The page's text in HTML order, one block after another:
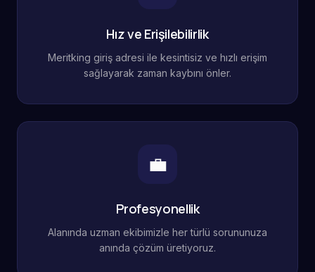
Hız ve Erişilebilirlik
Meritking giriş adresi ile kesintisiz ve hızlı erişim
sağlayarak zaman kaybını önler.
💼
Profesyonellik
Alanında uzman ekibimizle her türlü sorununuza
anında çözüm üretiyoruz.